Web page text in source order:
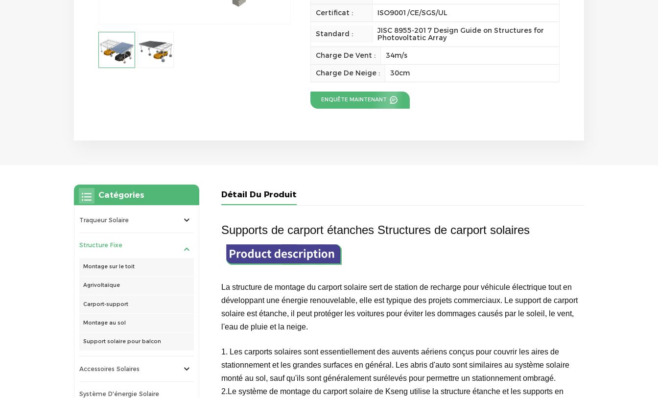
Certificat :
ISO9001/CE/SGS/UL
Standard :
JISC 8955-2017 Design Guide on Structures for
Photovoltatic Array
Charge De Vent :
34m/s
Charge De Neige :
30cm
ENQUÊTE MAINTENANT
Détail Du Produit
Supports de carport étanches Structures de carport solaires
La structure de montage du carport solaire sert de station de recharge pour véhicule électrique tout en
développant une énergie renouvelable, elle est typique des projets commerciaux. Le support de carport
solaire est étanche, il peut protéger les voitures pour éviter les dommages causés par le soleil, le vent,
l'eau de pluie et la neige.
1. Les carports solaires sont essentiellement des auvents aériens conçus pour couvrir les aires de
stationnement et les grandes surfaces en général. Les abris d'auto sont similaires au système solaire
monté au sol, sauf qu'ils sont généralement surélevés pour permettre un stationnement ombragé.
2.Le système de montage du carport solaire de Kseng utilise la structure étanche et les supports en
Catégories
Traqueur Solaire
Structure Fixe
Montage sur le toit
Agrivoltaïque
Carport-support
Montage au sol
Support solaire pour balcon
Accessoires Solaires
Système D'énergie Solaire